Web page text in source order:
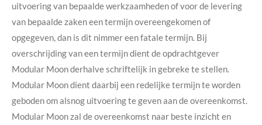
uitvoering van bepaalde werkzaamheden of voor de levering
van bepaalde zaken een termijn overeengekomen of
opgegeven, dan is dit nimmer een fatale termijn. Bij
overschrijding van een termijn dient de opdrachtgever
Modular Moon derhalve schriftelijk in gebreke te stellen.
Modular Moon dient daarbij een redelijke termijn te worden
geboden om alsnog uitvoering te geven aan de overeenkomst.
Modular Moon zal de overeenkomst naar beste inzicht en